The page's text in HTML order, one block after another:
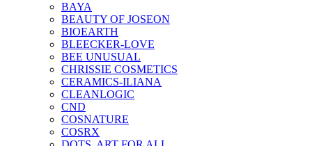
BAYA
BEAUTY OF JOSEON
BIOEARTH
BLEECKER-LOVE
BEE UNUSUAL
CHRISSIE COSMETICS
CERAMICS-ILIANA
CLEANLOGIC
CND
COSNATURE
COSRX